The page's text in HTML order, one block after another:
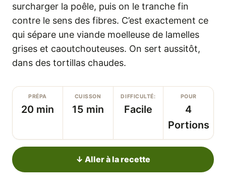
surcharger la poêle, puis on le tranche fin
contre le sens des fibres. C’est exactement ce
qui sépare une viande moelleuse de lamelles
grises et caoutchouteuses. On sert aussitôt,
dans des tortillas chaudes.
PRÉPA
20 min
CUISSON
15 min
DIFFICULTÉ:
Facile
POUR
4
Portions
↓ Aller à la recette